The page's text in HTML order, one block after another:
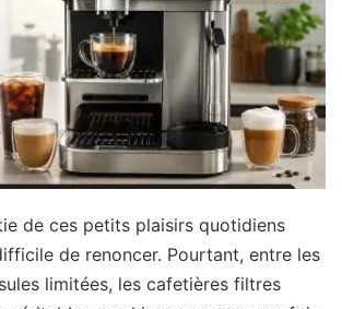
de ces petits plaisirs quotidiens
de renoncer. Pourtant, entre les
limitées, les cafetières filtres